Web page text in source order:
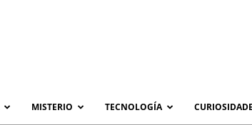
MISTERIO TECNOLOGÍA